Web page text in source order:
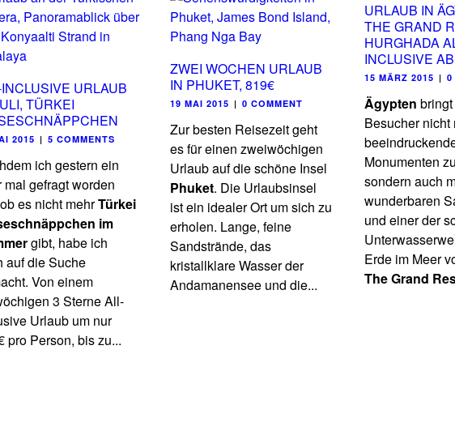
URLAUB
TÜRKEI
2015 | 5 COMMENTS
ich gestern ein
mal gefragt worden
es nicht mehrTürkei
im
gibt, habe ich
auf die Suche
Von einem
3 Sterne All-
Urlaub um nur
pro Person, bis zu...
ZWEI WOCHEN URLAUB
IN PHUKET, 819€
19 MAI 2015 | 0 COMMENT
Zur besten Reisezeit geht
es für einen zweiwöchigen
Urlaub auf die schöne Insel
Phuket. Die Urlaubsinsel
ist ein idealer Ort um sich zu
erholen. Lange, feine
Sandstrände, das
kristallklare Wasser der
Andamanensee und die...
URLAUB IN
THE GRAND
HURGHADA
INCLUSIVE
15 MÄRZ 2015 | 0
Ägypten
Besucher nicht
Monumenten
sondern auch
wunderbaren
und einer der
Erde im Meer
The Grand